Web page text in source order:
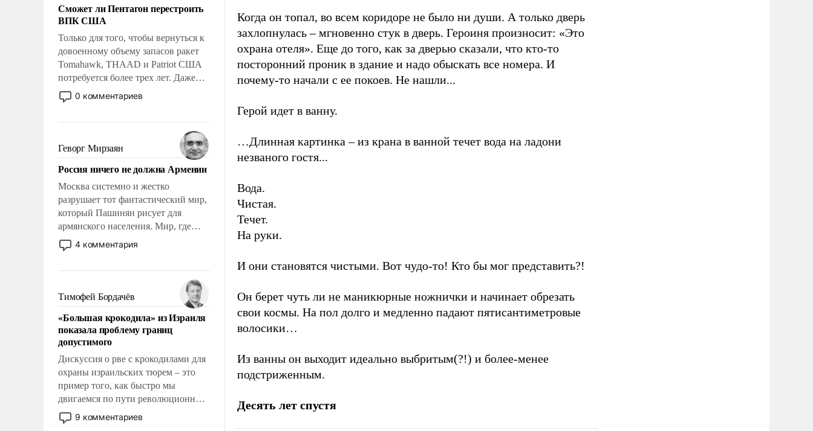
Сможет ли Пентагон перестроить
ВПК США
Только для того, чтобы вернуться к
довоенному объему запасов ракет
Tomahawk, THAAD и Patriot США
потребуется более трех лет. Даже
небольшая война с Ираном
опустошила американские
уязвимости США, например, перед
Китаем.
0 комментариев
Геворг Мирзаян
Россия ничего не должна Армении
Москва системно и жестко
разрушает тот фантастический мир,
который Пашинян рисует для
армянского населения. Мир, где
этому населению все должны
просто по определению, где его
беспрекословно оплачиваться за
счет российских
налогоплательщиков и где за свои
поступки не нужно отвечать.
4 комментария
Тимофей Бордачёв
«Большая крокодила» из Израиля
показала проблему границ
допустимого
Дискуссия о рве с крокодилами для
охраны израильских тюрем – это
пример того, как быстро мы
двигаемся по пути революционных
изменений. То, что несколько лет
назад было образом для
9 комментариев
Когда он топал, во всем коридоре не было ни души. А только дверь
захлопнулась – мгновенно стук в дверь. Героиня произносит: «Это
охрана отеля». Еще до того, как за дверью сказали, что кто-то
посторонний проник в здание и надо обыскать все номера. И
почему-то начали с ее покоев. Не нашли...
Герой идет в ванну.
…Длинная картинка – из крана в ванной течет вода на ладони
незваного гостя...
Вода.
Чистая.
Течет.
На руки.
И они становятся чистыми. Вот чудо-то! Кто бы мог представить?!
Он берет чуть ли не маникюрные ножнички и начинает обрезать
свои космы. На пол долго и медленно падают пятисантиметровые
волосики…
Из ванны он выходит идеально выбритым(?!) и более-менее
подстриженным.
Десять лет спустя